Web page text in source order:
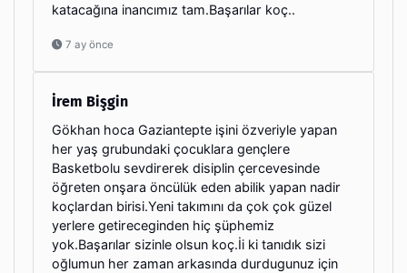
katacağına inancımız tam.Başarılar koç..
7 ay önce
İrem Bişgin
Gökhan hoca Gaziantepte işini özveriyle yapan
her yaş grubundaki çocuklara gençlere
Basketbolu sevdirerek disiplin çercevesinde
öğreten onşara öncülük eden abilik yapan nadir
koçlardan birisi.Yeni takımını da çok çok güzel
yerlere getireceginden hiç şüphemiz
yok.Başarılar sizinle olsun koç.İi ki tanıdık sizi
oğlumun her zaman arkasında durdugunuz için